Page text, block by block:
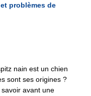
problèmes de
nain est un chien
sont ses origines ?
avant une